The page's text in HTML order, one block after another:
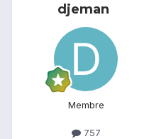
djeman
Membre
757